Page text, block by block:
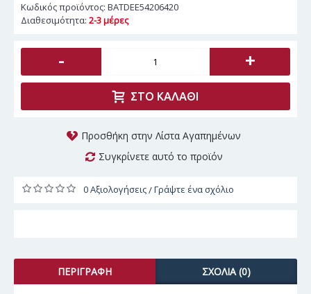
Κωδικός προϊόντος: BATDEE54206420
Διαθεσιμότητα: 2-3 μέρες
- +
ΣΤΟ ΚΑΛΆΘΙ
Προσθήκη στην Λίστα Αγαπημένων
Συγκρίνετε αυτό το προϊόν
0 Αξιολογήσεις/Γράψτε ένα σχόλιο
ΠΕΡΙΓΡΑΦΉ ΣΧΌΛΙΑ (0)